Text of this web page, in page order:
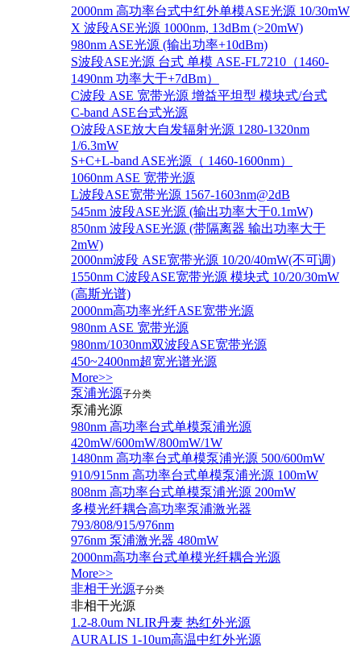
2000nm 高功率台式中红外单模ASE光源 10/30mW
X 波段ASE光源 1000nm, 13dBm (>20mW)
980nm ASE光源 (输出功率+10dBm)
S波段ASE光源 台式 单模 ASE-FL7210（1460-
1490nm 功率大于+7dBm）
C波段 ASE 宽带光源 增益平坦型 模块式/台式
C-band ASE台式光源
O波段ASE放大自发辐射光源 1280-1320nm
1/6.3mW
S+C+L-band ASE光源（ 1460-1600nm）
1060nm ASE 宽带光源
L波段ASE宽带光源 1567-1603nm@2dB
545nm 波段ASE光源 (输出功率大于0.1mW)
850nm 波段ASE光源 (带隔离器 输出功率大于
2mW)
2000nm波段 ASE宽带光源 10/20/40mW(不可调)
1550nm C波段ASE宽带光源 模块式 10/20/30mW
(高斯光谱)
2000nm高功率光纤ASE宽带光源
980nm ASE 宽带光源
980nm/1030nm双波段ASE宽带光源
450~2400nm超宽光谱光源
More>>
泵浦光源子分类
泵浦光源
980nm 高功率台式单模泵浦光源
420mW/600mW/800mW/1W
1480nm 高功率台式单模泵浦光源 500/600mW
910/915nm 高功率台式单模泵浦光源 100mW
808nm 高功率台式单模泵浦光源 200mW
多模光纤耦合高功率泵浦激光器
793/808/915/976nm
976nm 泵浦激光器 480mW
2000nm高功率台式单模光纤耦合光源
More>>
非相干光源子分类
非相干光源
1.2-8.0um NLIR丹麦 热红外光源
AURALIS 1-10um高温中红外光源